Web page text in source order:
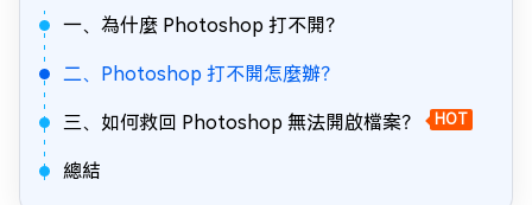
一、為什麼 Photoshop 打不開？
二、Photoshop 打不開怎麼辦？
三、如何救回 Photoshop 無法開啟檔案？ HOT
總結